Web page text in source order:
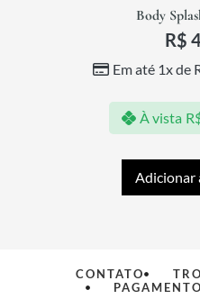
Body
R$
Em até 1x de
À vista
Adicionar
CONTATO